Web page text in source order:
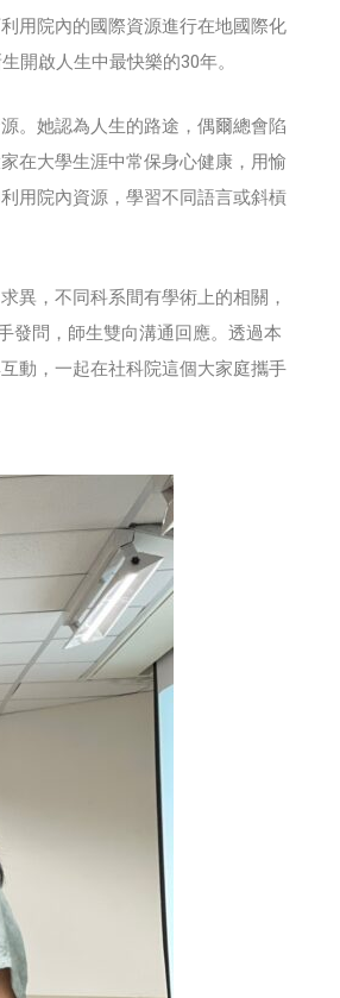
用院內的國際資源進行在地國際化
開啟人生中最快樂的30年。
。她認為人生的路途，偶爾總會陷
在大學生涯中常保身心健康，用愉
用院內資源，學習不同語言或斜槓
異，不同科系間有學術上的相關，
發問，師生雙向溝通回應。透過本
動，一起在社科院這個大家庭攜手